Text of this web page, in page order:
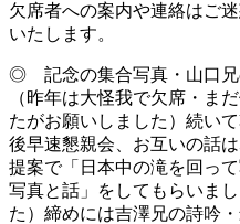
欠席者への案内や連絡はご
いたします。
◎ 記念の集合写真・山口兄
（昨年は大怪我で欠席・ま
たがお願いしました）続い
後早速懇親会、お互いの話
提案で「日本中の滝を回っ
写真と話」をしてもらいま
た）締めには吉澤兄の詩吟